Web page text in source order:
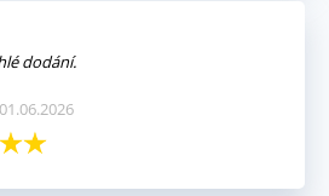
dodání.
01.06.2026